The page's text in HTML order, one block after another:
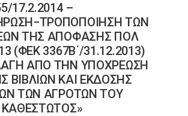
17.2.2014 –
ΤΩΝ
ΤΗΣ ΑΠΟΦΑΣΗΣ ΠΟΛ
(ΦΕΚ 3367Β΄/31.12.2013)
ΑΠΟ ΤΗΝ ΥΠΟΧΡΕΩΣΗ
ΒΙΒΛΙΩΝ ΚΑΙ ΕΚΔΟΣΗΣ
ΤΩΝ ΑΓΡΟΤΩΝ ΤΟΥ
ΚΑΘΕΣΤΩΤΟΣ»